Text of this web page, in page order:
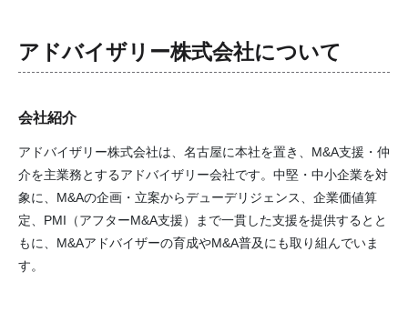
アドバイザリー株式会社について
会社紹介
アドバイザリー株式会社は、名古屋に本社を置き、M&A支援・仲
介を主業務とするアドバイザリー会社です。中堅・中小企業を対
象に、M&Aの企画・立案からデューデリジェンス、企業価値算
定、PMI（アフターM&A支援）まで一貫した支援を提供するとと
もに、M&Aアドバイザーの育成やM&A普及にも取り組んでいま
す。